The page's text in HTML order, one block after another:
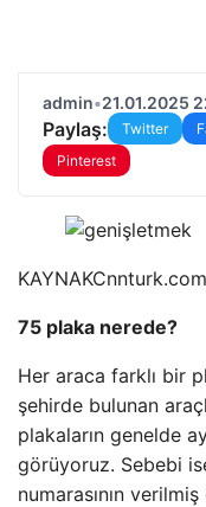
admin•21.01.2025
Paylaş: Twitter
Pinterest
KAYNAKCnnturk.com
75 plaka nerede?
Her araca farklı bir
şehirde bulunan
plakaların genelde
görüyoruz. Sebebi
numarasının verilmiş